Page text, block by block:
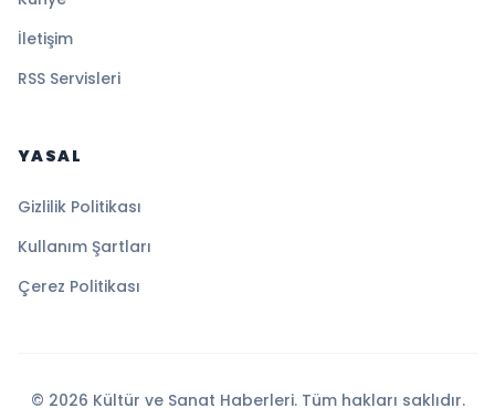
İletişim
RSS Servisleri
YASAL
Gizlilik Politikası
Kullanım Şartları
Çerez Politikası
© 2026 Kültür ve Sanat Haberleri. Tüm hakları saklıdır.